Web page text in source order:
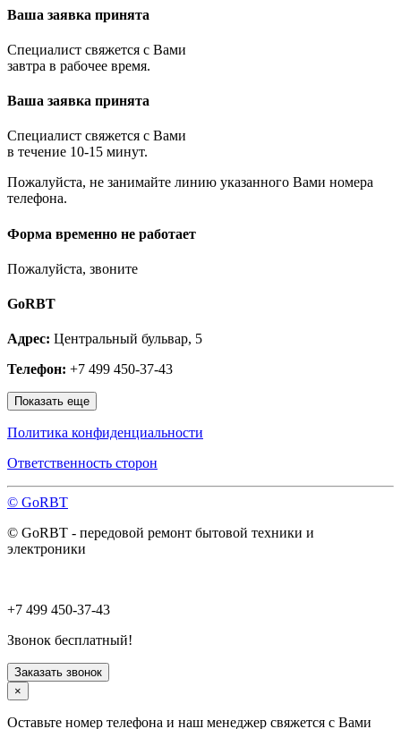
Клин
Королёв
Котельники
Красногорск
Краснознаменск
Кубинка
Ликино-Дулёво
Лобня
Луховицы
Люберцы
Малаховка
Можайск
Москва и МО
Наро-Фоминск
Ногинск
Одинцово
Ожерелье
Орехово-Зуево
Пересвет
Подольск
Протвино
Пущино
Раменское
Руза
Сергиев Посад
Серпухов
Солнечногорск
Старая Купавна
Ступино
Ваша заявка принята
Специалист свяжется с Вами
завтра в рабочее время.
Ваша заявка принята
Специалист свяжется с Вами
в течение 10-15 минут.
Пожалуйста, не занимайте линию указанного Вами номера
телефона.
Форма временно не работает
Пожалуйста, звоните
GoRBT
Адрес: Центральный бульвар, 5
Телефон: +7 499 450-37-43
Показать еще
Политика конфиденциальности
Ответственность сторон
© GoRBT
© GoRBT - передовой ремонт бытовой техники и
электроники
+7 499 450-37-43
Звонок бесплатный!
Заказать звонок
×
Оставьте номер телефона и наш менеджер свяжется с Вами